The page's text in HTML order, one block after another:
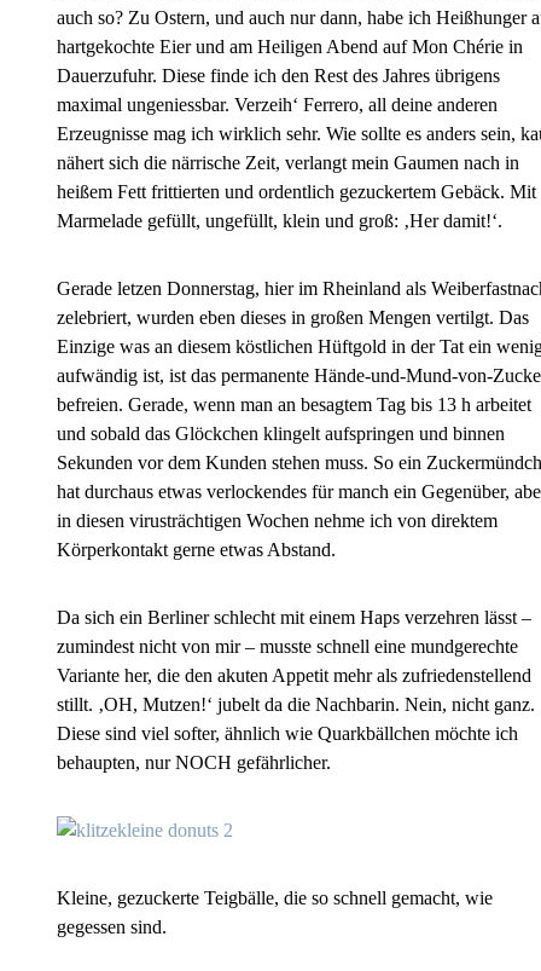
auch so? Zu Ostern, und auch nur dann, habe ich Heißhunger
hartgekochte Eier und am Heiligen Abend auf Mon Chérie in
Dauerzufuhr. Diese finde ich den Rest des Jahres übrigens
maximal ungeniessbar. Verzeih‘ Ferrero, all deine anderen
Erzeugnisse mag ich wirklich sehr. Wie sollte es anders sein,
nähert sich die närrische Zeit, verlangt mein Gaumen nach in
heißem Fett frittierten und ordentlich gezuckertem Gebäck. Mit
Marmelade gefüllt, ungefüllt, klein und groß: ‚Her damit!‘.
Gerade letzen Donnerstag, hier im Rheinland als
zelebriert, wurden eben dieses in großen Mengen vertilgt. Das
Einzige was an diesem köstlichen Hüftgold in der Tat ein
aufwändig ist, ist das permanente Hände-und-Mund-von-
befreien. Gerade, wenn man an besagtem Tag bis 13 h arbeitet
und sobald das Glöckchen klingelt aufspringen und binnen
Sekunden vor dem Kunden stehen muss. So ein
hat durchaus etwas verlockendes für manch ein Gegenüber,
in diesen virusträchtigen Wochen nehme ich von direktem
Körperkontakt gerne etwas Abstand.
Da sich ein Berliner schlecht mit einem Haps verzehren lässt –
zumindest nicht von mir – musste schnell eine mundgerechte
Variante her, die den akuten Appetit mehr als zufriedenstellend
stillt. ‚OH, Mutzen!‘ jubelt da die Nachbarin. Nein, nicht ganz.
Diese sind viel softer, ähnlich wie Quarkbällchen möchte ich
behaupten, nur NOCH gefährlicher.
Kleine, gezuckerte Teigbälle, die so schnell gemacht, wie
gegessen sind.